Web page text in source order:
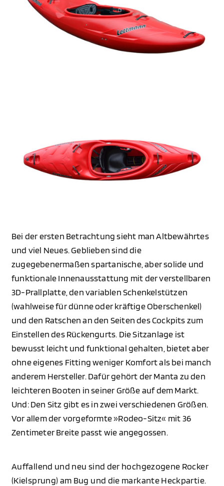
Bei der ersten Betrachtung sieht man Altbewährtes
und viel Neues. Geblieben sind die
zugegebenermaßen spartanische, aber solide und
funktionale Innenausstattung mit der verstellbaren
3D-Prallplatte, den variablen Schenkelstützen
(wahlweise für dünne oder kräftige Oberschenkel)
und den Ratschen an den Seiten des Cockpits zum
Einstellen des Rückengurts. Die Sitzanlage ist
bewusst leicht und funktional gehalten, bietet aber
ohne eigenes Fitting weniger Komfort als bei manch
anderem Hersteller. Dafür gehört der Manta zu den
leichteren Booten in seiner Größe auf dem Markt.
Und: Den Sitz gibt es in zwei verschiedenen Größen.
Vor allem der vorgeformte »Rodeo-Sitz« mit 36
Zentimeter Breite passt wie angegossen.
Auffallend und neu sind der hochgezogene Rocker
(Kielsprung) am Bug und die markante Heckpartie.